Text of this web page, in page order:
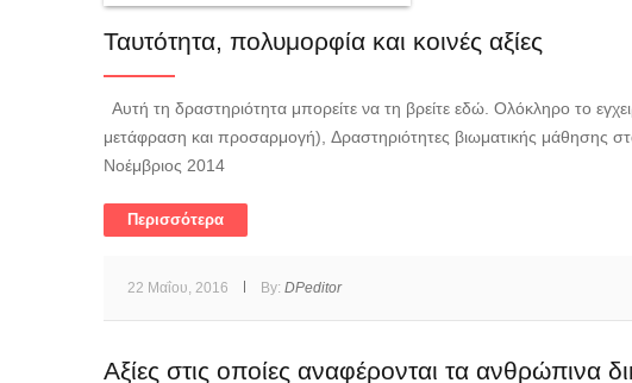
Ταυτότητα, πολυμορφία και κοινές αξίες
Αυτή τη δραστηριότητα μπορείτε να τη βρείτε εδώ. Ολόκληρο το
μετάφραση και προσαρμογή), Δραστηριότητες βιωματικής μάθησης
Νοέμβριος 2014
Περισσότερα
22 Μαΐου, 2016 By: DPeditor
Αξίες στις οποίες αναφέρονται τα ανθρώπινα